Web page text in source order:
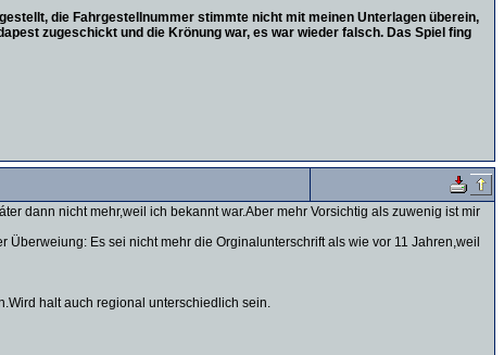
die Fahrgestellnummer stimmte nicht mit meinen Unterlagen überein,
zugeschickt und die Krönung war, es war wieder falsch. Das Spiel fing
dann nicht mehr,weil ich bekannt war.Aber mehr Vorsichtig als zuwenig ist mir
Es sei nicht mehr die Orginalunterschrift als wie vor 11 Jahren,weil
halt auch regional unterschiedlich sein.